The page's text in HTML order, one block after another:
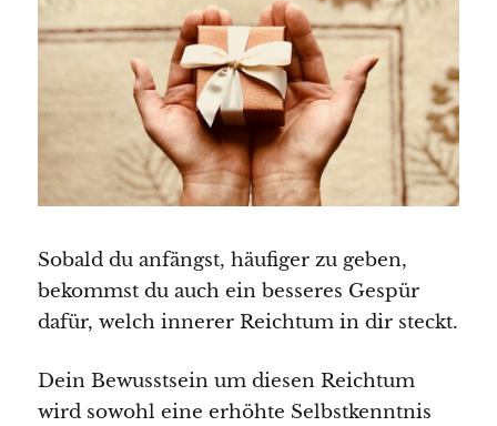
Sobald du anfängst, häufiger zu geben,
bekommst du auch ein besseres Gespür
dafür, welch innerer Reichtum in dir steckt.
Dein Bewusstsein um diesen Reichtum
wird sowohl eine erhöhte Selbstkenntnis